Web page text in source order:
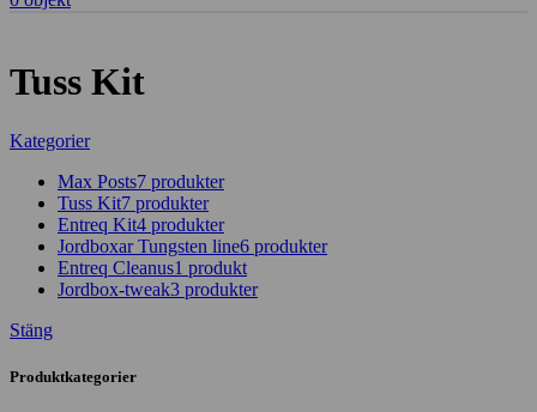
Tuss Kit
Kategorier
Max Posts7 produkter
Tuss Kit7 produkter
Entreq Kit4 produkter
Jordboxar Tungsten line6 produkter
Entreq Cleanus1 produkt
Jordbox-tweak3 produkter
Stäng
Produktkategorier